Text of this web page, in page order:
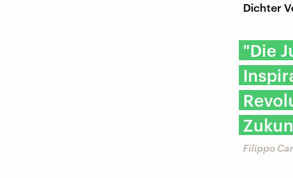
Dichter
"Die
Filippo